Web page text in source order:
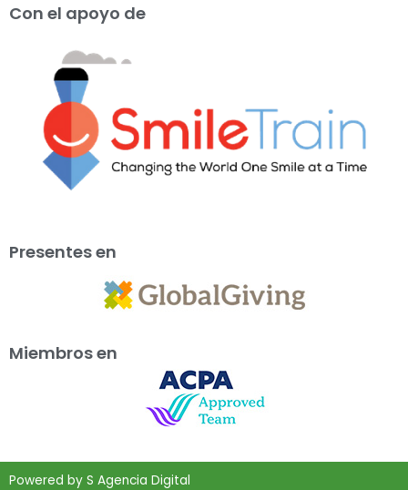
Con el apoyo de
Presentes en
Miembros en
Powered by S Agencia Digital